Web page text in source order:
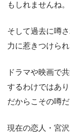
もしれませんね。
そして過去に噂
力に惹きつけら
ドラマや映画で
するわけではあ
だからこその噂
現在の恋人・宮